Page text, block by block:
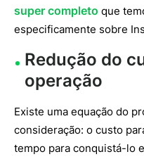
super completo que
especificamente sobre
Redução do
operação
Existe uma equação do
consideração: o custo
tempo para conquistá-lo